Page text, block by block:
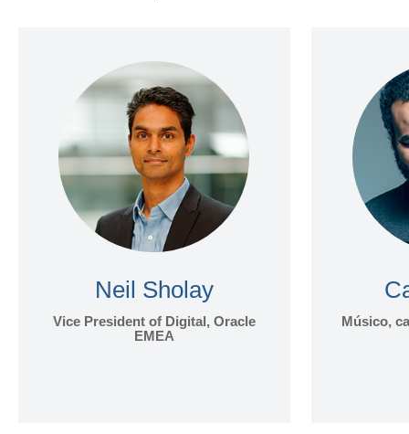
Neil Sholay
Vice President of Digital, Oracle
EMEA
Músico,